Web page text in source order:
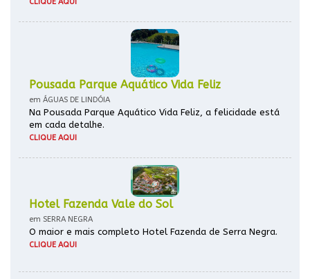
CLIQUE AQUI
Pousada Parque Aquático Vida Feliz
em ÁGUAS DE LINDÓIA
Na Pousada Parque Aquático Vida Feliz, a felicidade está
em cada detalhe.
CLIQUE AQUI
Hotel Fazenda Vale do Sol
em SERRA NEGRA
O maior e mais completo Hotel Fazenda de Serra Negra.
CLIQUE AQUI